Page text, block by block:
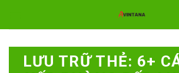
nội
LƯU TRỮ THẺ: 6+